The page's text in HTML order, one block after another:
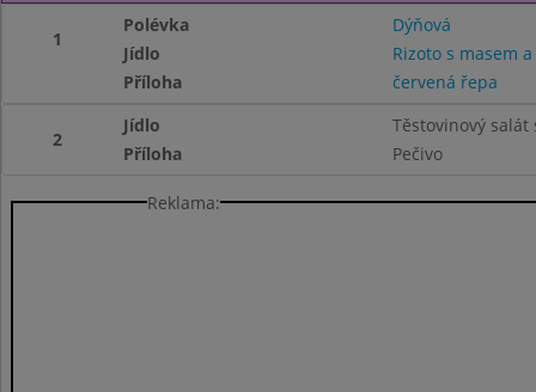
1
Polévka
Dýňová
Jídlo
Rizoto s masem
Příloha
červená řepa
2
Jídlo
Těstovinový salát
Příloha
Pečivo
Reklama: